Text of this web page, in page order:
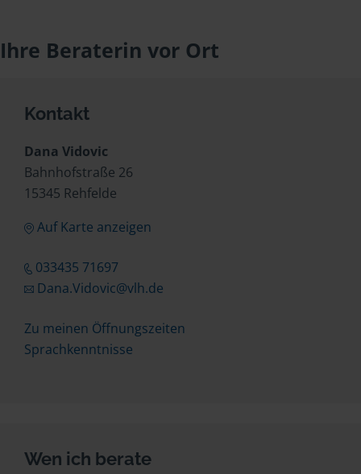
Ihre Beraterin vor Ort
Kontakt
Dana Vidovic
Bahnhofstraße 26
15345 Rehfelde
Auf Karte anzeigen
033435 71697
Dana.Vidovic@vlh.de
Zu meinen Öffnungszeiten
Sprachkenntnisse
Wen ich berate